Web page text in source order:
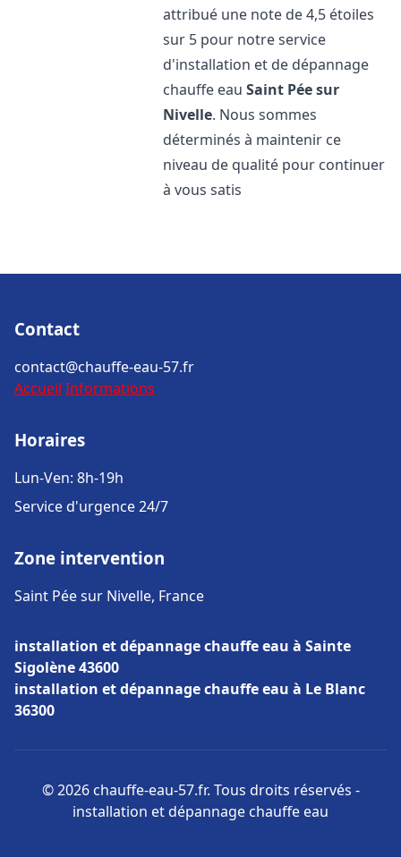
attribué une note de 4,5 étoiles
sur 5 pour notre service
d'installation et de dépannage
chauffe eauSaint Pée sur
Nivelle. Nous sommes
déterminés à maintenir ce
niveau de qualité pour continuer
à vous satis
Contact
contact@chauffe-eau-57.fr
Accueil Informations
Horaires
Lun-Ven: 8h-19h
Service d'urgence 24/7
Zone intervention
Saint Pée sur Nivelle, France
installation et dépannage chauffe eau à Sainte
Sigolène 43600
installation et dépannage chauffe eau à Le Blanc
36300
© 2026 chauffe-eau-57.fr. Tous droits réservés -
installation et dépannage chauffe eau